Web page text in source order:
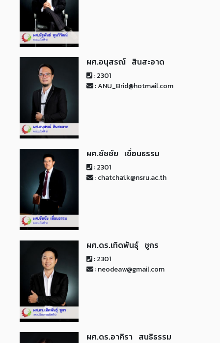
ผศ.อนุสรณ์ สินสะอาด
: 2301
: ANU_Brid@hotmail.com
ผศ.ชัชชัย เขื่อนธรรม
: 2301
: chatchai.k@nsru.ac.th
ผศ.ดร.เทิดพันธุ์ ชูกร
: 2301
: neodeaw@gmail.com
ผศ.ดร.อาคิรา สนธิธรรม